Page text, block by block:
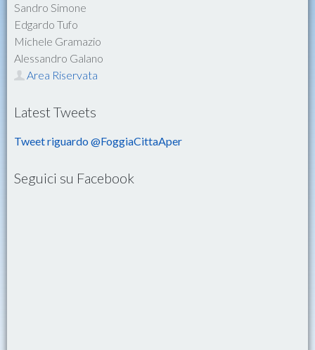
Sandro Simone
Edgardo Tufo
Michele Gramazio
Alessandro Galano
Area Riservata
Latest Tweets
Tweet riguardo @FoggiaCittaAper
Seguici su Facebook